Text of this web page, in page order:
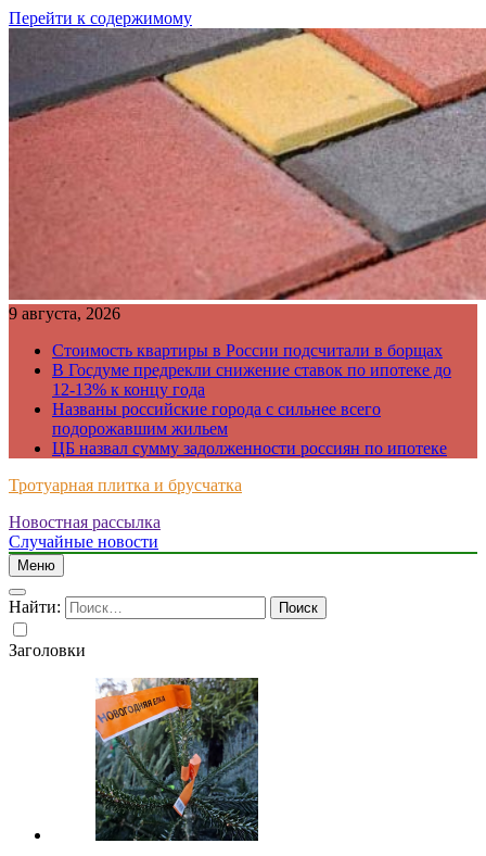
Перейти к содержимому
9 августа, 2026
Стоимость квартиры в России подсчитали в борщах
В Госдуме предрекли снижение ставок по ипотеке до
12-13% к концу года
Названы российские города с сильнее всего
подорожавшим жильем
ЦБ назвал сумму задолженности россиян по ипотеке
Тротуарная плитка и брусчатка
Just another WordPress site
Новостная рассылка
Случайные новости
Меню
Найти:
Заголовки